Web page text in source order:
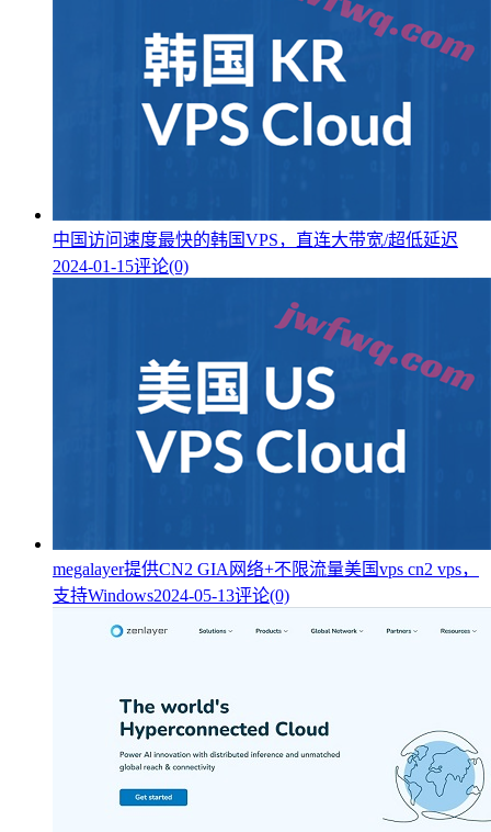
中国访问速度最快的韩国VPS，直连大带宽/超低延迟
2024-01-15评论(0)
megalayer提供CN2 GIA网络+不限流量美国vps cn2 vps，
支持Windows2024-05-13评论(0)